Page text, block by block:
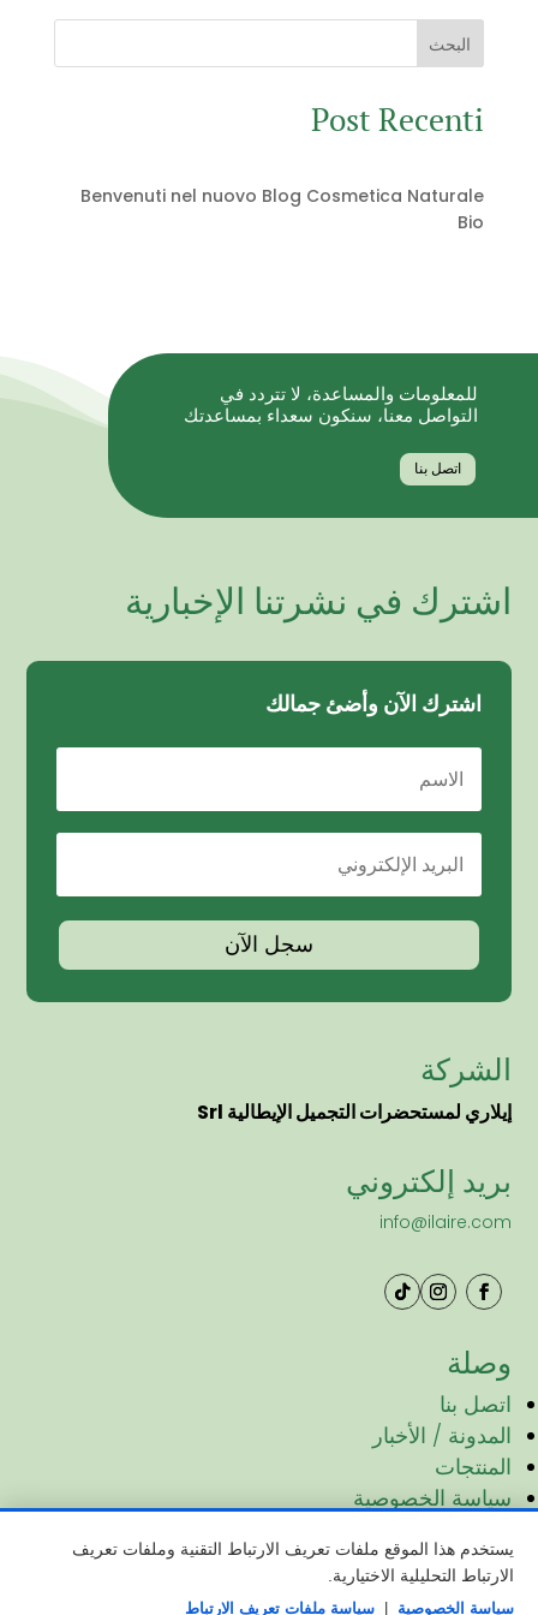
€37.99.
€29.99.
البحث
Post Recenti
Benvenuti nel nuovo Blog Cosmetica Naturale
Bio
للمعلومات والمساعدة، لا تتردد في
التواصل معنا، سنكون سعداء بمساعدتك
اتصل بنا
اشترك في نشرتنا الإخبارية
اشترك الآن وأضئ جمالك
سجل الآن
الشركة
إيلاري لمستحضرات التجميل الإيطالية Srl
بريد إلكتروني
info@ilaire.com
وصلة
اتصل بنا
المدونة / الأخبار
المنتجات
سياسة الخصوصية
يستخدم هذا الموقع ملفات تعريف الارتباط التقنية وملفات تعريف
الارتباط التحليلية الاختيارية.
سياسة الخصوصية سياسة ملفات تعريف الارتباط